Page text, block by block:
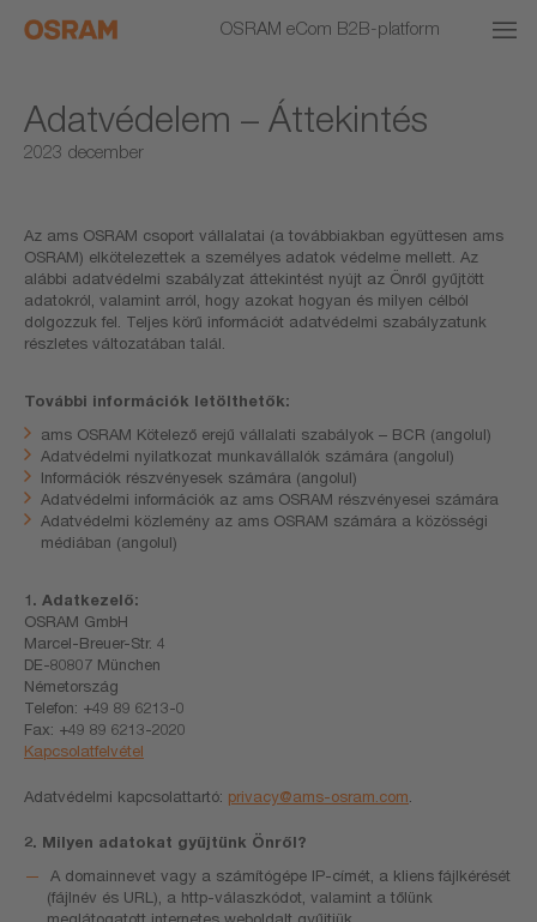
OSRAM eCom B2B-platform
Adatvédelem – Áttekintés
2023 december
Az ams OSRAM csoport vállalatai (a továbbiakban együttesen ams
OSRAM) elkötelezettek a személyes adatok védelme mellett. Az
alábbi adatvédelmi szabályzat áttekintést nyújt az Önről gyűjtött
adatokról, valamint arról, hogy azokat hogyan és milyen célból
dolgozzuk fel. Teljes körű információt adatvédelmi szabályzatunk
részletes változatában talál.
További információk letölthetők:
ams OSRAM Kötelező erejű vállalati szabályok – BCR (angolul)
Adatvédelmi nyilatkozat munkavállalók számára (angolul)
Információk részvényesek számára (angolul)
Adatvédelmi információk az ams OSRAM részvényesei számára
Adatvédelmi közlemény az ams OSRAM számára a közösségi
médiában (angolul)
1. Adatkezelő:
OSRAM GmbH
Marcel-Breuer-Str. 4
DE-80807 München
Németország
Telefon: +49 89 6213-0
Fax: +49 89 6213-2020
Kapcsolatfelvétel
Adatvédelmi kapcsolattartó: privacy@ams-osram.com
2. Milyen adatokat gyűjtünk Önről?
A domainnevet vagy a számítógépe IP-címét, a kliens fájlkérését
(fájlnév és URL), a http-válaszkódot, valamint a tőlünk